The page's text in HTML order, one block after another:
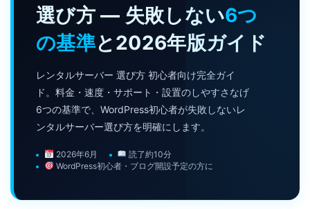
選び方 — 失敗しない6つ
の基準と2026年版ガイド
レンタルサーバー 選び方 初心者向け完全ガイ
ド。料金・速度・サポート・設置のしやすさなげ
6つの基準で、WordPress初心者が失敗しないレ
ンタルサーバー選び方を明確にします。
2026年6月
読了約10分
WordPress初心者・ブログ開設予定の方に